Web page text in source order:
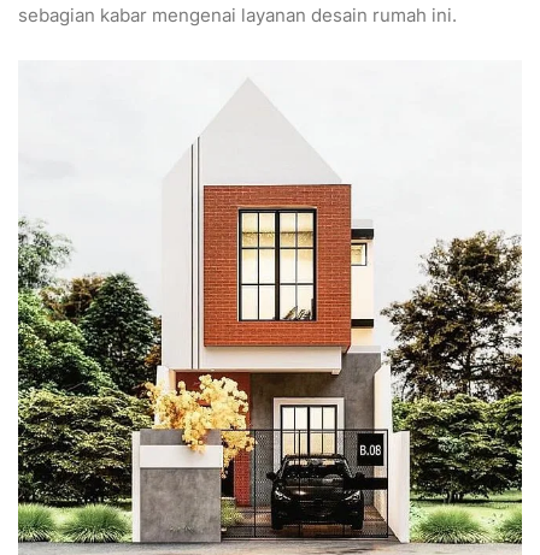
sebagian kabar mengenai layanan desain rumah ini.